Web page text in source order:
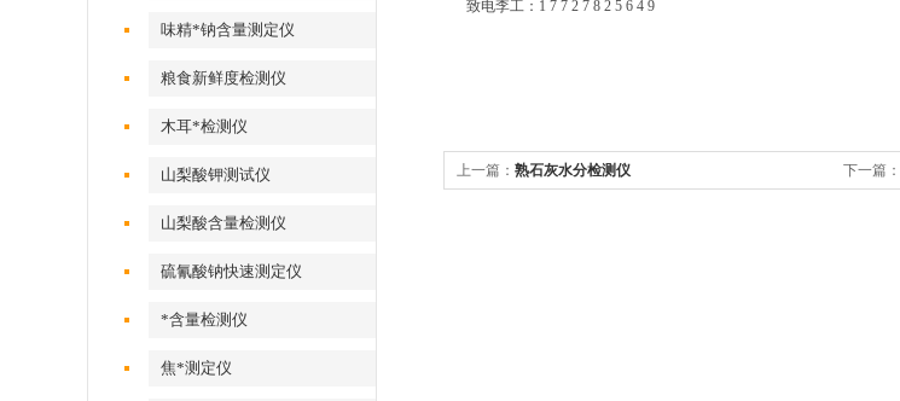
味精*钠含量测定仪
粮食新鲜度检测仪
木耳*检测仪
山梨酸钾测试仪
山梨酸含量检测仪
硫氰酸钠快速测定仪
*含量检测仪
焦*测定仪
致电李工：1 7 7 2 7 8 2 5 6 4 9
上一篇： 熟石灰水分检测仪 下一篇：